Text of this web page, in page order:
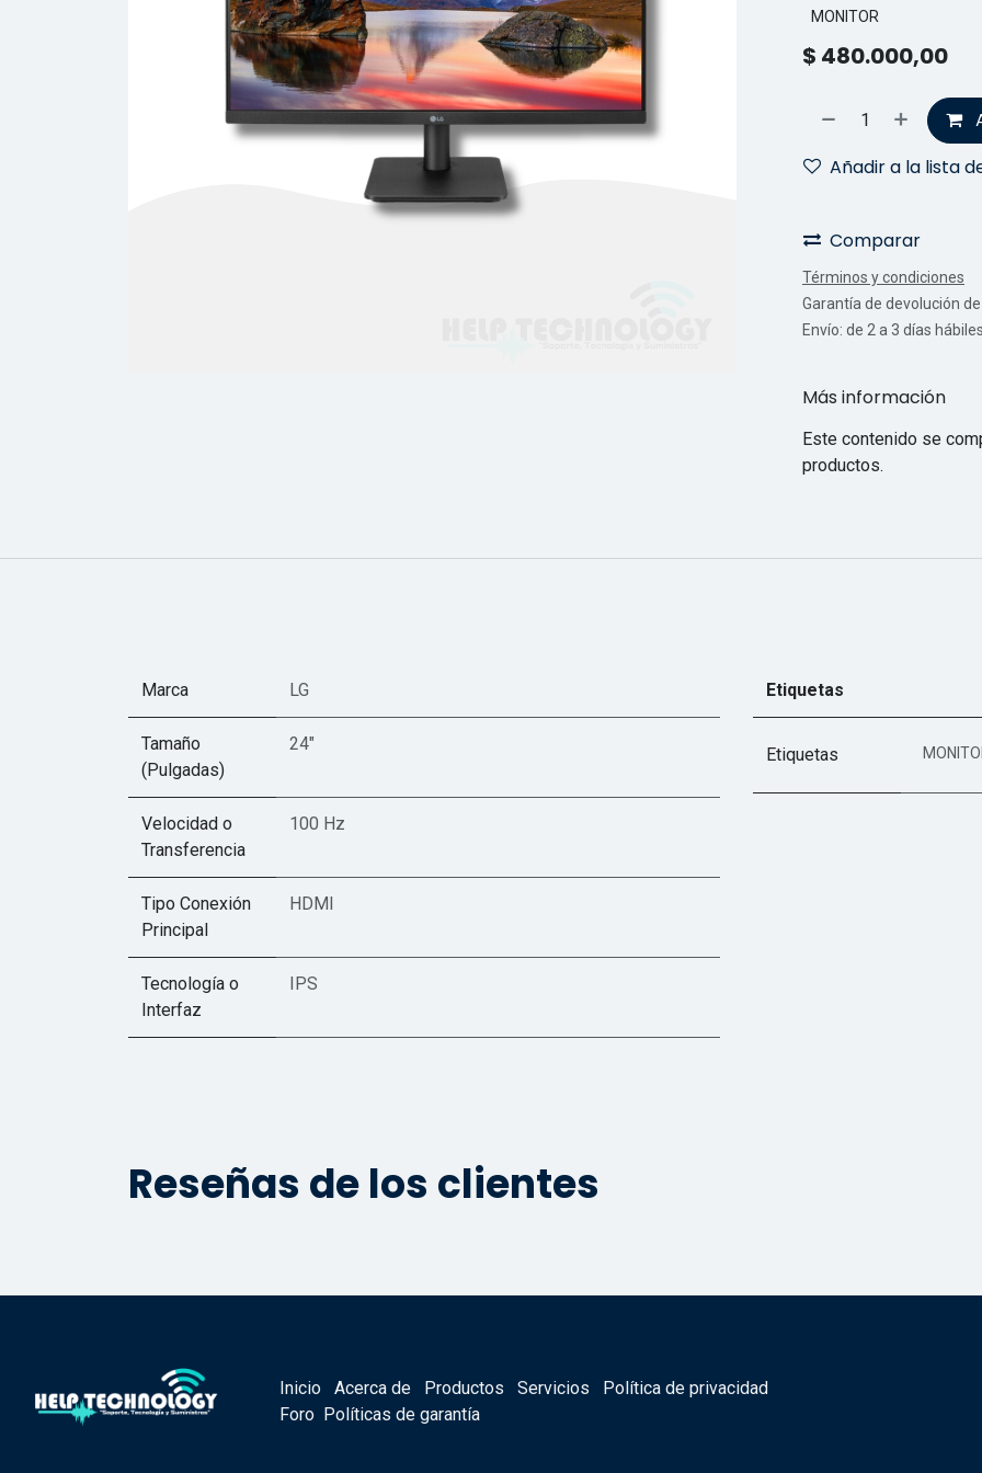
MONITOR
$ 480.000,00
Añadir a la lista
Comparar
Términos y condiciones
Garantía de devolución
Envío: de 2 a 3 días
Más información
Este contenido se
productos.
Marca LG
Tamaño
(Pulgadas)
24"
Velocidad o
Transferencia
100 Hz
Tipo Conexión
Principal
HDMI
Tecnología o
Interfaz
IPS
Etiquetas
Etiquetas
Reseñas de los clientes
Inicio Acerca de Productos Servicios
Política de privacidad
Foro Políticas de garantía